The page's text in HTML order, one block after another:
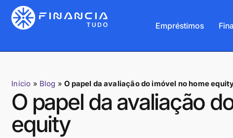
Empréstimos
Início » Blog »O papel da avaliação do imóvel no home
O papel da avaliação
equity